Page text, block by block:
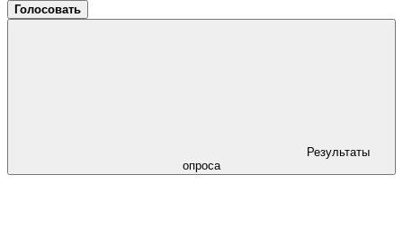
Голосовать
Результаты
опроса